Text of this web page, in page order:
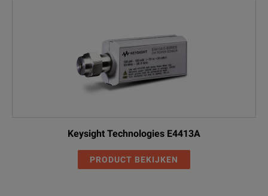
Keysight Technologies E4413A
PRODUCT BEKIJKEN